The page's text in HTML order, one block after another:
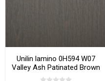
Unilin lamino 0H594 W07
Valley Ash Patinated Brown
2800x2070x18 mm